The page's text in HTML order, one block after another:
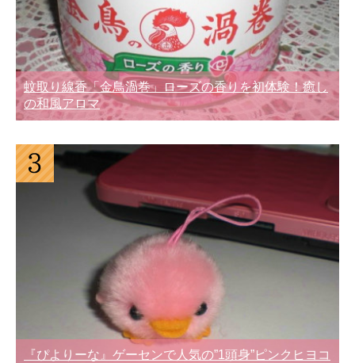
蚊取り線香「金鳥渦巻」ローズの香りを初体験！癒し
の和風アロマ
『ぴよりーな』ゲーセンで人気の”1頭身”ピンクヒヨコ